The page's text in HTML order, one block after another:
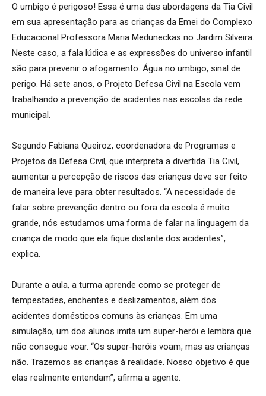
O umbigo é perigoso! Essa é uma das abordagens da Tia Civil
em sua apresentação para as crianças da Emei do Complexo
Educacional Professora Maria Meduneckas no Jardim Silveira.
Neste caso, a fala lúdica e as expressões do universo infantil
são para prevenir o afogamento. Água no umbigo, sinal de
perigo. Há sete anos, o Projeto Defesa Civil na Escola vem
trabalhando a prevenção de acidentes nas escolas da rede
municipal.
Segundo Fabiana Queiroz, coordenadora de Programas e
Projetos da Defesa Civil, que interpreta a divertida Tia Civil,
aumentar a percepção de riscos das crianças deve ser feito
de maneira leve para obter resultados. “A necessidade de
falar sobre prevenção dentro ou fora da escola é muito
grande, nós estudamos uma forma de falar na linguagem da
criança de modo que ela fique distante dos acidentes”,
explica.
Durante a aula, a turma aprende como se proteger de
tempestades, enchentes e deslizamentos, além dos
acidentes domésticos comuns às crianças. Em uma
simulação, um dos alunos imita um super-herói e lembra que
não consegue voar. “Os super-heróis voam, mas as crianças
não. Trazemos as crianças à realidade. Nosso objetivo é que
elas realmente entendam”, afirma a agente.